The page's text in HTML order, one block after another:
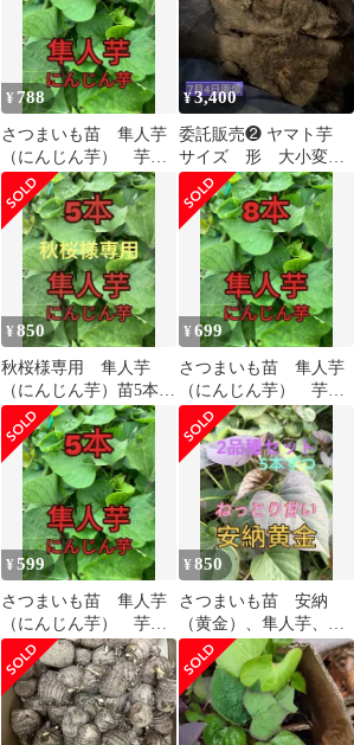
¥ 788
さつまいも苗 隼人芋
（にんじん芋） 芋苗
10本＋α
¥3,400
委託販売❷ ヤマト芋
サイズ 形 大小変
形 様々 10k 形色々
¥850
秋桜様専用 隼人芋
（にんじん芋）苗5本＋
α
¥699
さつまいも苗 隼人芋
（にんじん芋） 芋苗8
本
¥599
さつまいも苗 隼人芋
（にんじん芋） 芋苗5
本＋α
¥850
さつまいも苗 安納
（黄金）、隼人芋、芋
苗5本ずつ（合計10本）
セット売り